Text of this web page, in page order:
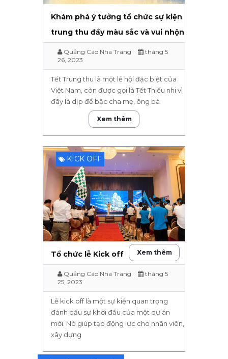
Khám phá ý tưởng tổ chức sự kiện
trung thu đầy màu sắc và vui nhộn
Quảng Cáo Nha Trang
tháng 5
26, 2023
Tết Trung thu là một lễ hội đặc biệt của
Việt Nam, còn được gọi là Tết Thiếu nhi vì
đây là dịp để bậc cha mẹ, ông bà
Xem thêm
KICK OFF
Tổ chức lễ Kick off
Quảng Cáo Nha Trang
tháng 5
25, 2023
Lễ kick off là một sự kiện quan trọng
đánh dấu sự khởi đầu của một dự án
mới. Nó giúp tạo động lực cho nhân viên,
xây dựng
Xem thêm